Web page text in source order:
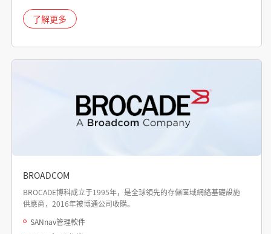
了解更多
BROADCOM
BROCADE博科成立于1995年，是全球領先的存儲區域網絡基礎設施
供應商，2016年被博通公司收購。
SANnav管理軟件